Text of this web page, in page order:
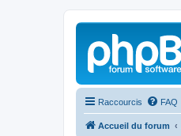
Raccourcis FAQ
Accueil du forum